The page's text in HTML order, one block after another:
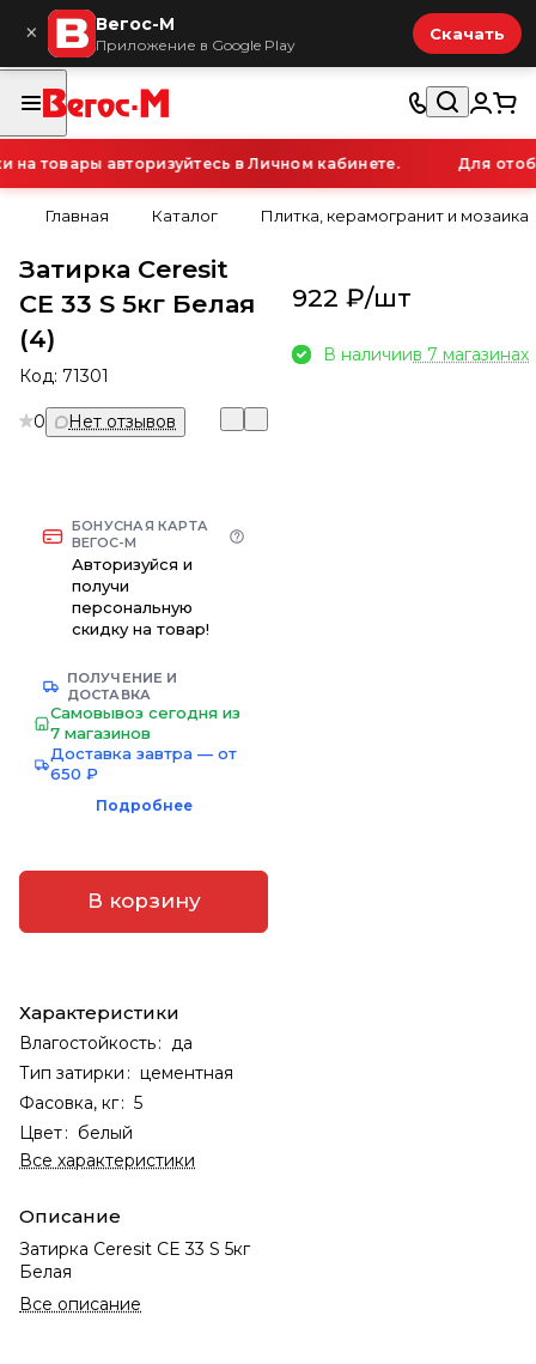
× Вегос-М
Приложение в Google Play
Скачать
товары авторизуйтесь в Личном кабинете. Для
Главная Каталог Плитка, керамогранит и мозаика
Затирка Ceresit
CE 33 S 5кг Белая
(4)
Код: 71301
0 Нет отзывов
БОНУСНАЯ КАРТА
ВЕГОС-М
Авторизуйся и
получи
персональную
скидку на товар!
ПОЛУЧЕНИЕ И
ДОСТАВКА
Самовывоз сегодня из
7 магазинов
Доставка завтра — от
650 ₽
Подробнее
В корзину
Характеристики
Влагостойкость:
да
Тип затирки : цементная
Фасовка, кг: 5
Цвет: белый
Все характеристики
Описание
Затирка Ceresit CE 33 S 5кг
Белая
Все описание
922 ₽/шт
В наличиив 7 магазинах